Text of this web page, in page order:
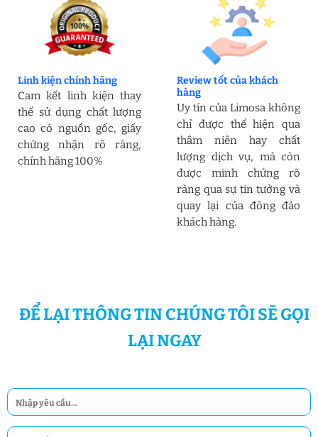
Linh kiện chính hãng
Cam kết linh kiện thay
thế sử dụng chất lượng
cao có nguồn gốc, giấy
chứng nhận rõ ràng,
chính hãng 100%
Review tốt của khách
hàng
Uy tín của Limosa không
chỉ được thể hiện qua
thâm niên hay chất
lượng dịch vụ, mà còn
được minh chứng rõ
ràng qua sự tin tưởng và
quay lại của đông đảo
khách hàng.
ĐỂ LẠI THÔNG TIN CHÚNG TÔI SẼ GỌI
LẠI NGAY